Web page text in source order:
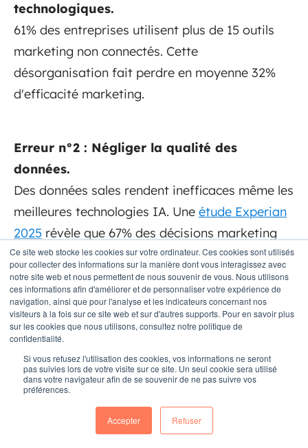
Ce site web stocke les cookies sur votre ordinateur. Ces cookies sont utilisés
pour collecter des informations sur la manière dont vous interagissez avec
notre site web et nous permettent de nous souvenir de vous. Nous utilisons
ces informations afin d'améliorer et de personnaliser votre expérience de
navigation, ainsi que pour l'analyse et les indicateurs concernant nos
visiteurs à la fois sur ce site web et sur d'autres supports. Pour en savoir plus
sur les cookies que nous utilisons, consultez notre politique de
confidentialité.
Si vous refusez l'utilisation des cookies, vos informations ne seront
pas suivies lors de votre visite sur ce site. Un seul cookie sera utilisé
dans votre navigateur afin de se souvenir de ne pas suivre vos
préférences.
Accepter Refuser
technologiques.
61% des entreprises utilisent plus de 15 outils
marketing non connectés. Cette
désorganisation fait perdre en moyenne 32%
d'efficacité marketing.
Erreur n°2 : Négliger la qualité des
données.
Des données sales rendent inefficaces même les
meilleures technologies IA. Une étude Experian
2025 révèle que 67% des décisions marketing
sont basées sur des données erronées.
Erreur n°3 : Automatiser sans stratégie.
54% des entreprises automatisent des
problèmes au lieu de les résoudre.
Erreur n°4 : Ignorer l'alignement sales-